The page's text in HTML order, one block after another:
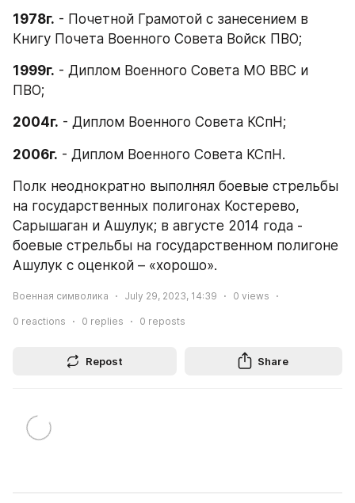
1978г. - Почетной Грамотой с занесением в
Книгу Почета Военного Совета Войск ПВО;
1999г. - Диплом Военного Совета МО ВВС и
ПВО;
2004г. - Диплом Военного Совета КСпН;
2006г. - Диплом Военного Совета КСпН.
Полк неоднократно выполнял боевые стрельбы
на государственных полигонах Костерево,
Сарышаган и Ашулук; в августе 2014 года -
боевые стрельбы на государственном полигоне
Ашулук с оценкой – «хорошо».
Военная символика July 29, 2023, 14:39 0 views
0 reactions 0 replies 0 reposts
Repost Share